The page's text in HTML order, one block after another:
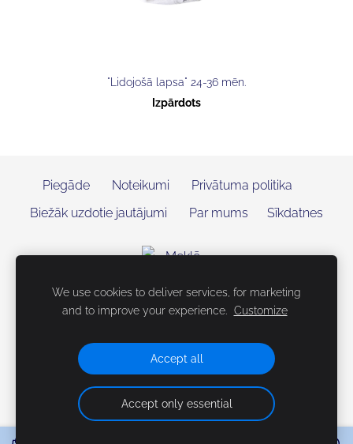
"Lidojošā lapsa" 24-36 mēn.
Izpārdots
Piegāde Noteikumi
Privātuma politika
Biežāk uzdotie jautājumi
Par mums Sīkdatnes
We use cookies to deliver services, for marketing
and to improve your experience.
Customize
Accept all
Accept only essential